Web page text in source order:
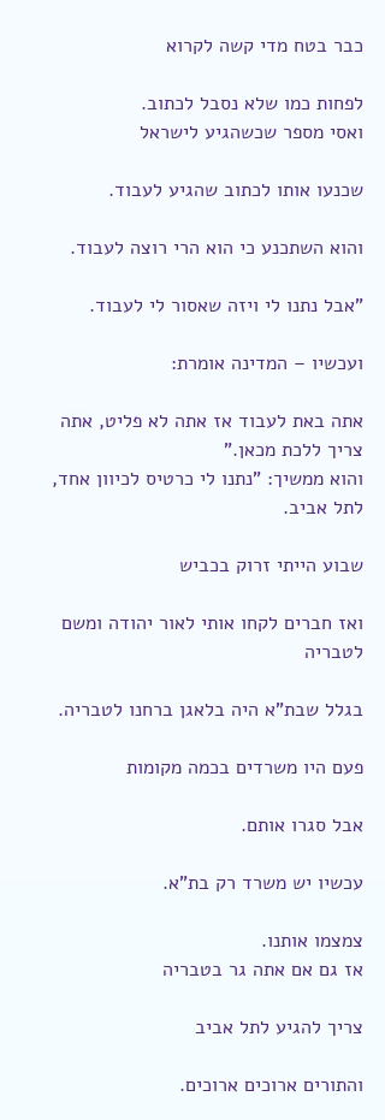
כבר בטח מדי קשה לקרוא
לפחות כמו שלא נסבל לכתוב.
ואסי מספר שכשהגיע לישראל
שכנעו אותו לכתוב שהגיע לעבוד.
והוא השתכנע כי הוא הרי רוצה לעבוד.
"אבל נתנו לי ויזה שאסור לי לעבוד.
ועכשיו – המדינה אומרת:
אתה באת לעבוד אז אתה לא פליט, אתה
צריך ללכת מכאן."
והוא ממשיך: "נתנו לי כרטיס לכיוון אחד,
לתל אביב.
שבוע הייתי זרוק בכביש
ואז חברים לקחו אותי לאור יהודה ומשם
לטבריה
בגלל שבת"א היה בלאגן ברחנו לטבריה.
פעם היו משרדים בכמה מקומות
אבל סגרו אותם.
עכשיו יש משרד רק בת"א.
צמצמו אותנו.
אז גם אם אתה גר בטבריה
צריך להגיע לתל אביב
והתורים ארוכים ארוכים.